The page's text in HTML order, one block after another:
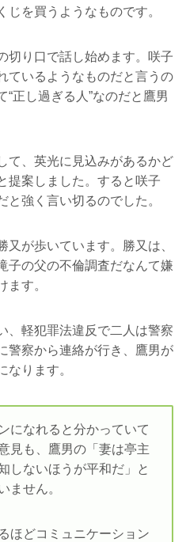
じを買うようなものです。
切り口で話し始めます。咲子
ているようなものだと言うの
正し過ぎる人”なのだと鷹男
て、英光に見込みがあるかど
提案しました。すると咲子
強く言い切るのでした。
が歩いています。勝又は、
子の父の不倫調査だなんて嫌
ます。
、軽犯罪法違反で二人は警察
警察から連絡が行き、鷹男が
なります。
になれると分かっていて
見も、鷹男の「妻は亭主
しないほうが平和だ」と
ません。
ほどコミュニケーション